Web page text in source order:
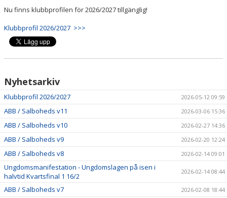
FÖR FÖRÄLDRAR
VERKSAMHETSHANDBOK
Nu finns klubbprofilen för 2026/2027 tillgänglig!
Klubbprofil 2026/2027 >>>
Nyhetsarkiv
Klubbprofil 2026/2027 2026-05-12 09:59
ABB / Salboheds v11 2026-03-06 15:36
ABB / Salboheds v10 2026-02-27 14:36
ABB / Salboheds v9 2026-02-20 12:24
ABB / Salboheds v8 2026-02-14 09:01
Ungdomsmanifestation - Ungdomslagen på isen i
halvtid Kvartsfinal 1 16/2
2026-02-14 08:44
ABB / Salboheds v7 2026-02-08 18:44